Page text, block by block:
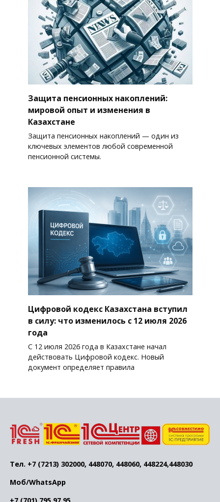
Защита пенсионных накоплений:
мировой опыт и изменения в
Казахстане
Защита пенсионных накоплений — один из
ключевых элементов любой современной
пенсионной системы.
Цифровой кодекс Казахстана вступил
в силу: что изменилось с 12 июля 2026
года
С 12 июля 2026 года в Казахстане начал
действовать Цифровой кодекс. Новый
документ определяет правила
Тел. +7 (7213) 302000, 448070, 448060, 448224,448030
Моб/WhatsApp